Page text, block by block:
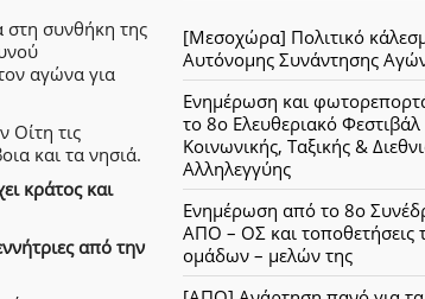
στη συνθήκη της
αγώνα για
Οίτη τις
και τα νησιά.
κράτος και
από την
[Μεσοχώρα] Πολιτικό
Αυτόνομης Συνάντησης
Ενημέρωση και
το 8ο Ελευθεριακό Φεστιβάλ
Κοινωνικής, Ταξικής &
Αλληλεγγύης
Ενημέρωση από το 8ο
ΑΠΟ – ΟΣ και τοποθετήσεις
ομάδων – μελών της